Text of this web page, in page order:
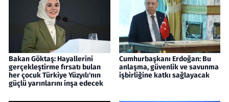
Bakan Göktaş: Hayallerini
gerçekleştirme fırsatı bulan
her çocuk Türkiye Yüzyılı'nın
güçlü yarınlarını inşa edecek
Cumhurbaşkanı Erdoğan: Bu
anlaşma, güvenlik ve savunma
işbirliğine katkı sağlayacak